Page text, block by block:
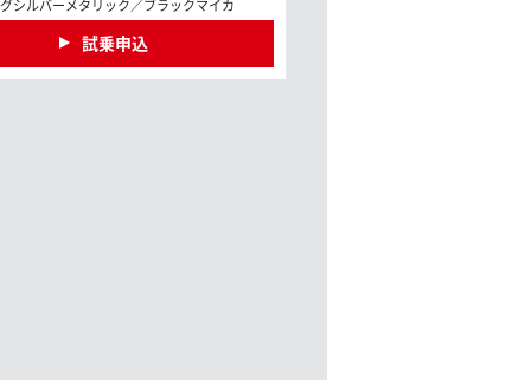
シルバーメタリック／ブラックマイカ
試乗申込